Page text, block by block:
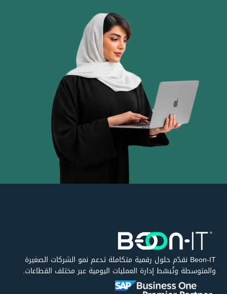
Beon-IT نقدّم حلول رقمية متكاملة تدعم نمو الشركات الصغيرة
والمتوسطة وتُبسّط إدارة العمليات اليومية عبر مختلف القطاعات.